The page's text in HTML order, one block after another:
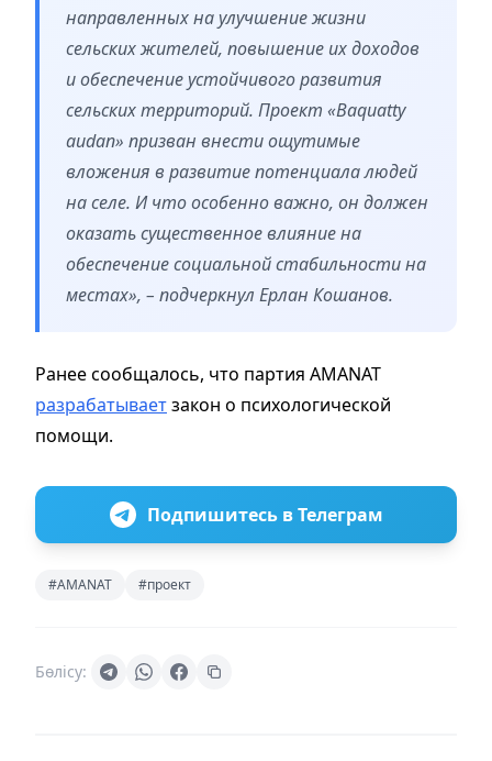
направленных на улучшение жизни
сельских жителей, повышение их доходов
и обеспечение устойчивого развития
сельских территорий. Проект «Baquatty
audan» призван внести ощутимые
вложения в развитие потенциала людей
на селе. И что особенно важно, он должен
оказать существенное влияние на
обеспечение социальной стабильности на
местах», – подчеркнул Ерлан Кошанов.
Ранее сообщалось, что партия AMANAT
разрабатываетзакон о психологической
помощи.
Подпишитесь в Телеграм
#AMANAT #проект
Бөлісу: